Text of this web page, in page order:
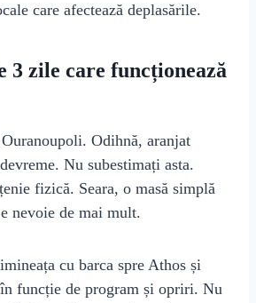
care afectează deplasările.
3 zile care funcționează
Odihnă, aranjat
Nu subestimați asta.
fizică. Seara, o masă simplă
nevoie de mai mult.
cu barca spre Athos și
funcție de program și opriri. Nu